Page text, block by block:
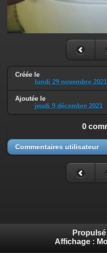
Créée le
lundi 29 novembre 2021
Ajoutée le
jeudi 9 décembre 2021
0
Commentaires utilisateur
Affichage :